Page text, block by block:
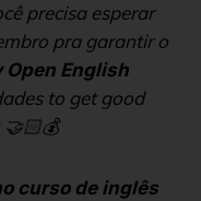
precisa esperar
pra garantir o
Open English
to get good
curso de inglês